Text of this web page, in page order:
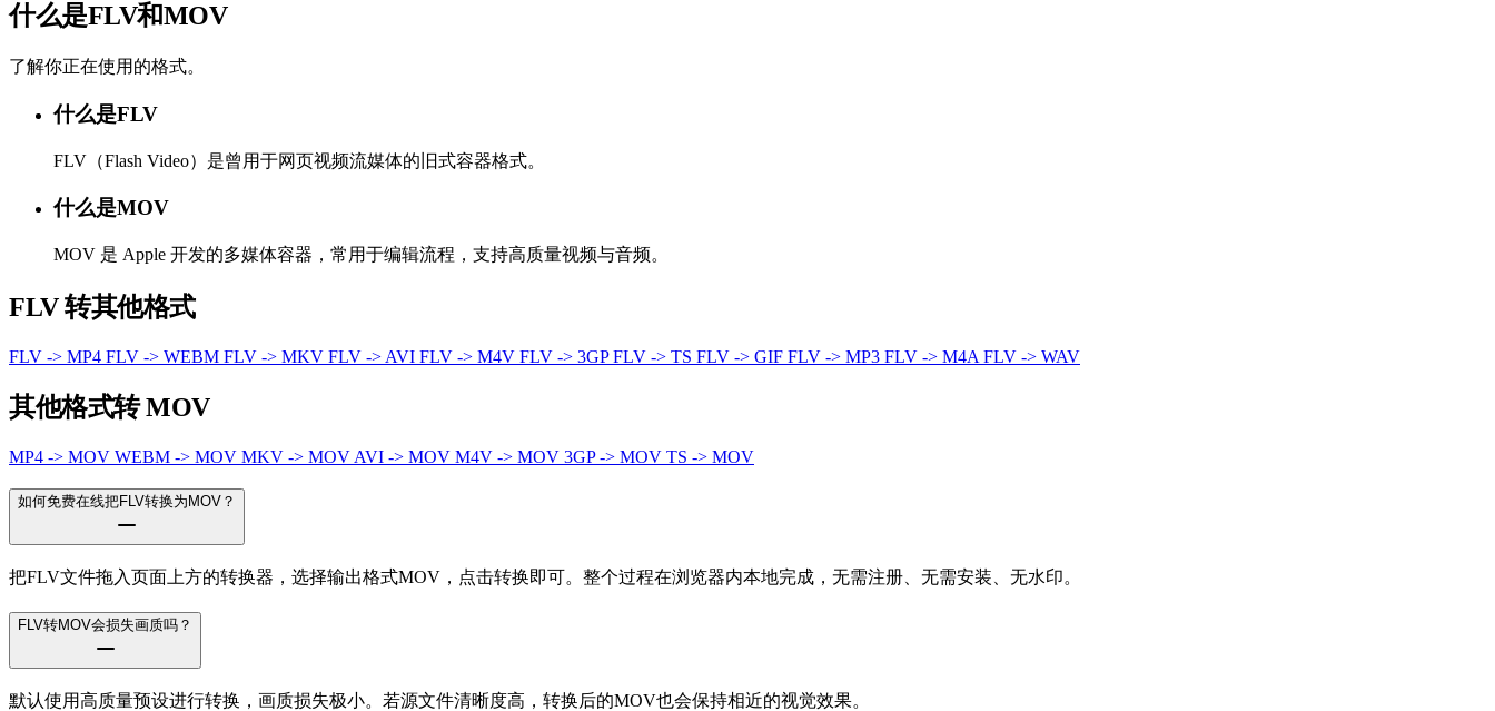
什么是FLV和MOV
了解你正在使用的格式。
什么是FLV
FLV（Flash Video）是曾用于网页视频流媒体的旧式容器格式。
什么是MOV
MOV 是 Apple 开发的多媒体容器，常用于编辑流程，支持高质量视频与音频。
FLV 转其他格式
FLV -> MP4 FLV -> WEBM FLV -> MKV FLV -> AVI FLV -> M4V FLV -> 3GPFLV -> TS FLV -> GIF FLV -> MP3 FLV -> M4A FLV -> WAV
其他格式转 MOV
MP4 -> MOV WEBM -> MOV MKV -> MOV AVI -> MOV M4V -> MOV 3GP -> MOV TS -> MOV
如何免费在线把FLV转换为MOV？
把FLV文件拖入页面上方的转换器，选择输出格式MOV，点击转换即可。整个过程在浏览器内本地完成，无需注册、无需安装、无水印。
FLV转MOV会损失画质吗？
默认使用高质量预设进行转换，画质损失极小。若源文件清晰度高，转换后的MOV也会保持相近的视觉效果。